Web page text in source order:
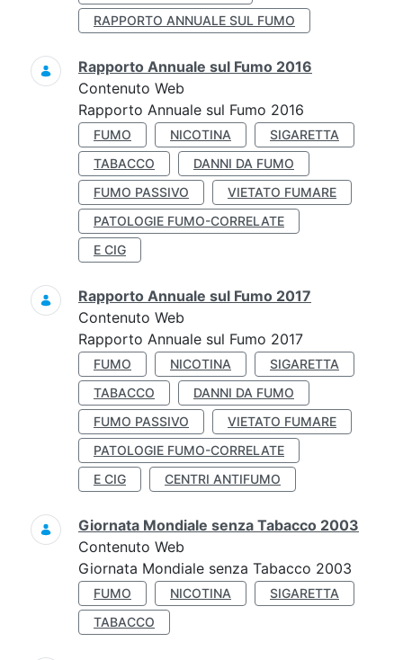
RAPPORTO ANNUALE SUL FUMO
Rapporto Annuale sul Fumo 2016
Contenuto Web
Rapporto Annuale sul Fumo 2016
FUMO NICOTINA
SIGARETTA
TABACCO
DANNI DA FUMO
FUMO PASSIVO
VIETATO FUMARE
PATOLOGIE FUMO-CORRELATE
E CIG
Rapporto Annuale sul Fumo 2017
Contenuto Web
Rapporto Annuale sul Fumo 2017
FUMO NICOTINA
SIGARETTA
TABACCO
DANNI DA FUMO
FUMO PASSIVO
VIETATO FUMARE
PATOLOGIE FUMO-CORRELATE
E CIG
CENTRI ANTIFUMO
Giornata Mondiale senza Tabacco 2003
Contenuto Web
Giornata Mondiale senza Tabacco 2003
FUMO NICOTINA
SIGARETTA
TABACCO